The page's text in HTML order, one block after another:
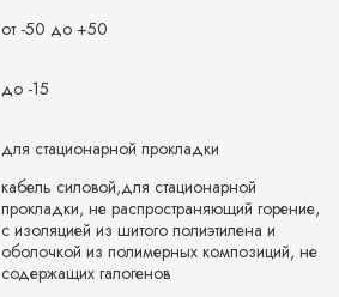
от -50 до +50
до -15
для стационарной прокладки
кабель силовой,для стационарной
прокладки, не распространяющий горение,
с изоляцией из шитого полиэтилена и
оболочкой из полимерных композиций, не
содержащих галогенов